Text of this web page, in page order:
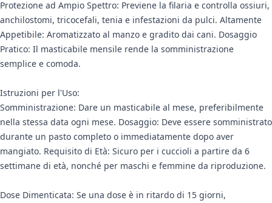
Protezione ad Ampio Spettro: Previene la filaria e controlla ossiuri,
anchilostomi, tricocefali, tenia e infestazioni da pulci. Altamente
Appetibile: Aromatizzato al manzo e gradito dai cani. Dosaggio
Pratico: Il masticabile mensile rende la somministrazione
semplice e comoda.
Istruzioni per l'Uso:
Somministrazione: Dare un masticabile al mese, preferibilmente
nella stessa data ogni mese. Dosaggio: Deve essere somministrato
durante un pasto completo o immediatamente dopo aver
mangiato. Requisito di Età: Sicuro per i cuccioli a partire da 6
settimane di età, nonché per maschi e femmine da riproduzione.
Dose Dimenticata: Se una dose è in ritardo di 15 giorni,